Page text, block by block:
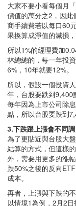
大家不要小看每個月
價值的萬分之2，因
商手續費若以每口60
果換算成淨值的減損
所以1%的經理費加
林總總的，每一年投
6%，10年就要12%。
所以，假設一個投資
年，台股要跌到9,400
每年因為上市公司除
點，所以台股要跌到
3.下跌跟上漲會不同調
為了更貼近與台股大
結算的方式，但這樣
外，需要用更多的漲
跌50%之後的反向
成本。
再者，上漲與下跌的
以情境1為例，2月2